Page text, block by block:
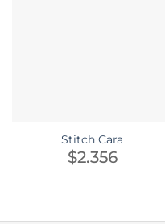
Stitch Cara
$2.356